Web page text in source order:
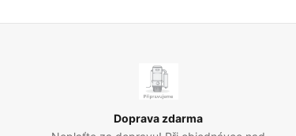
Doprava zdarma